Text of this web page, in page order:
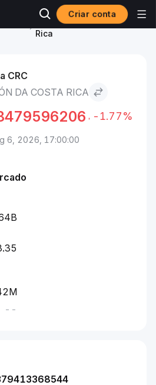
Criar conta
Solana to Colón da Costa
Rica
CRC
DA COSTA RICA
-1.77%
6, 2026, 17:00:00
--